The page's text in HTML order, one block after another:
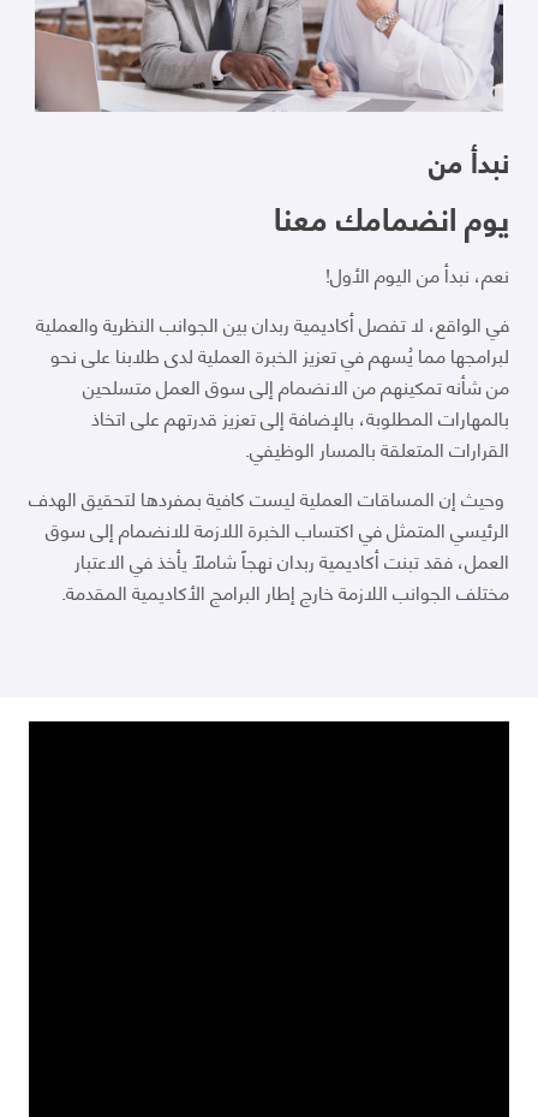
نبدأ من
يوم انضمامك معنا
نعم، نبدأ من اليوم الأول!
في الواقع، لا تفصل أكاديمية ربدان بين الجوانب النظرية والعملية
لبرامجها مما يُسهم في تعزيز الخبرة العملية لدى طلابنا على نحو
من شأنه تمكينهم من الانضمام إلى سوق العمل متسلحين
بالمهارات المطلوبة، بالإضافة إلى تعزيز قدرتهم على اتخاذ
القرارات المتعلقة بالمسار الوظيفي.
وحيث إن المساقات العملية ليست كافية بمفردها لتحقيق الهدف
الرئيسي المتمثل في اكتساب الخبرة اللازمة للانضمام إلى سوق
العمل، فقد تبنت أكاديمية ربدان نهجاً شاملاً يأخذ في الاعتبار
مختلف الجوانب اللازمة خارج إطار البرامج الأكاديمية المقدمة.